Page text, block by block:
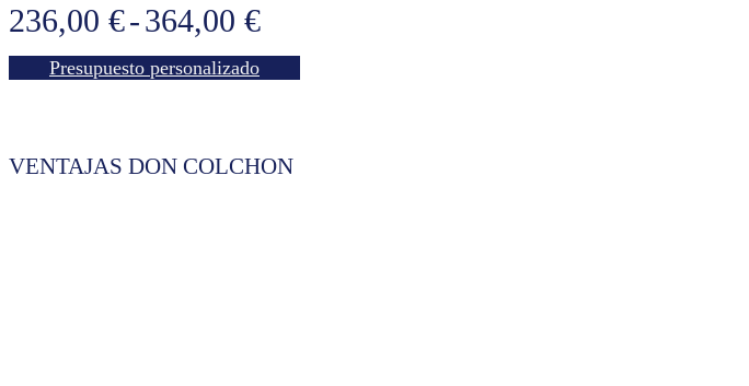
236,00 €-364,00 €Rango
de
236,00 €
Presupuesto personalizado
VENTAJAS DON COLCHON